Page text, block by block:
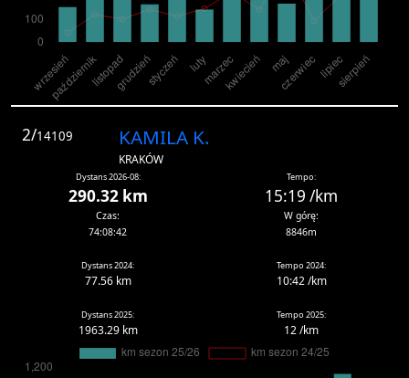
2/14109 KAMILA K.
KRAKÓW
Dystans 2026-08:
290.32 km
Tempo:
15:19 /km
Czas:
74:08:42
W górę:
8846m
Dystans 2024:
77.56 km
Tempo 2024:
10:42 /km
Dystans 2025:
1963.29 km
Tempo 2025:
12 /km